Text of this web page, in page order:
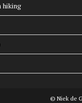
hiking
© Niek de